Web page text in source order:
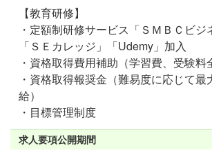
【教育研修】
・定額制研修サービス「ＳＭＢＣビジ
「ＳＥカレッジ」「Udemy」加入
・資格取得費用補助（学習費、受験料
・資格取得報奨金（難易度に応じて最
給）
・目標管理制度
求人要項公開期間